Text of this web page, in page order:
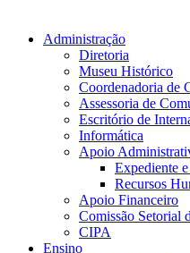
Administração
Diretoria
Museu Histórico
Coordenadoria de
Assessoria de
Escritório de
Informática
Apoio
Expediente
Recursos
Apoio Financeiro
Comissão Setorial
CIPA
Ensino